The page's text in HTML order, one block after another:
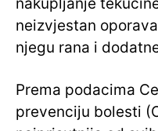
nakupljanje
neizvjestan
njegu rana i
Prema podacima
prevenciju bolesti